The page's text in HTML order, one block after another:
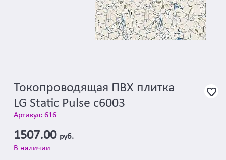
Токопроводящая ПВХ плитка
LG Static Pulse c6003
Артикул: 616
1507.00 руб.
В наличии